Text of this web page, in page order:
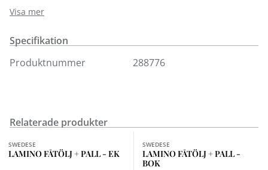
detalj. Fåtöljen har ett justerbart nackstöd och steglös
justering med glidfunktion av ryggstödet.
Det är din egen smak och stil som avgör vilken som blir
just din favorit. Delta Adventures form och material är
ergonomisk. Här kan du sitta länge, länge, länge...Delta
Adventure finns i fler utföranden för beställning i våra
butiker.
Visa mer
Specifikation
Produktnummer
288776
Relaterade produkter
Finns i fler val (7)
SWEDESE
LAMINO FÅTÖLJ + PALL - EK
SWEDESE
LAMINO FÅTÖLJ + PALL -
BOK